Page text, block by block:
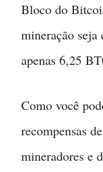
Bloco do
mineração
apenas 6,25
Como você
recompensas
mineradores e